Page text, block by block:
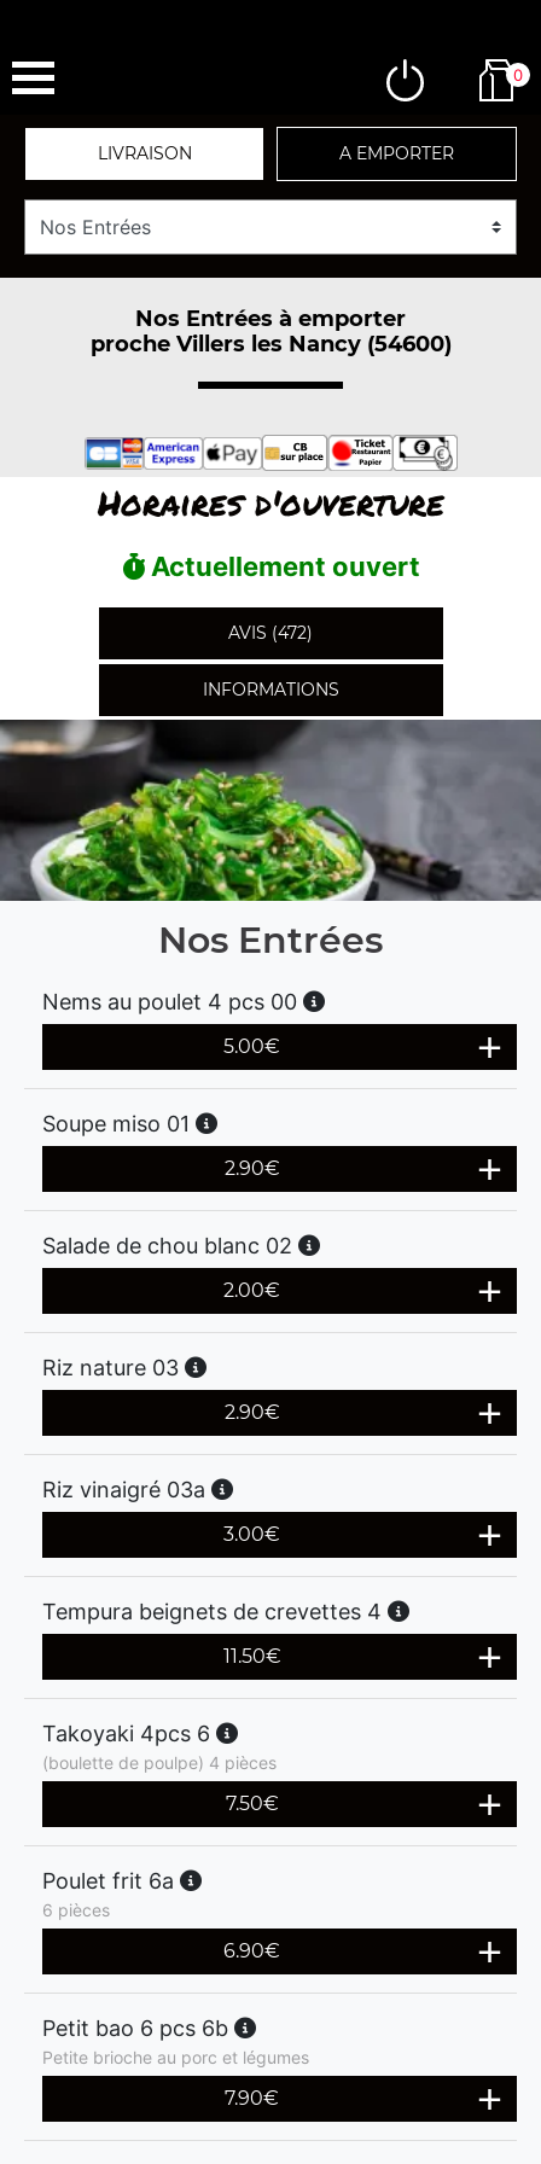
0
LIVRAISON A EMPORTER
Nos Entrées à emporter
proche Villers les Nancy (54600)
Horaires d'ouverture
Actuellement ouvert
AVIS (472)
INFORMATIONS
Nos Entrées
Nems au poulet 4 pcs 00
5.00€
Soupe miso 01
2.90€
Salade de chou blanc 02
2.00€
Riz nature 03
2.90€
Riz vinaigré 03a
3.00€
Tempura beignets de crevettes 4
11.50€
Takoyaki 4pcs 6
(boulette de poulpe) 4 pièces
7.50€
Poulet frit 6a
6 pièces
6.90€
Petit bao 6 pcs 6b
Petite brioche au porc et légumes
7.90€